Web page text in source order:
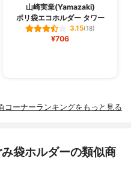
山崎実業(Yamazaki)
ポリ袋エコホルダー タワー
3.15(18)
¥706
コーナーランキングをもっと見る
袋ホルダーの類似商